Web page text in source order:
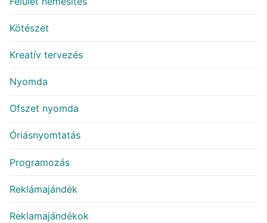
Kötészet
Kreatív tervezés
Nyomda
Ofszet nyomda
Óriásnyomtatás
Programozás
Reklámajándék
Reklamajándékok